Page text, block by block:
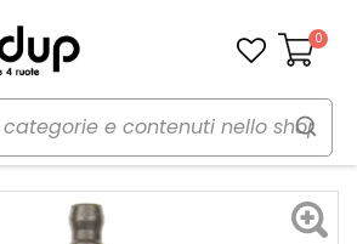
Carrello
0
e ricambi moto
moto DCPR8E - NGK